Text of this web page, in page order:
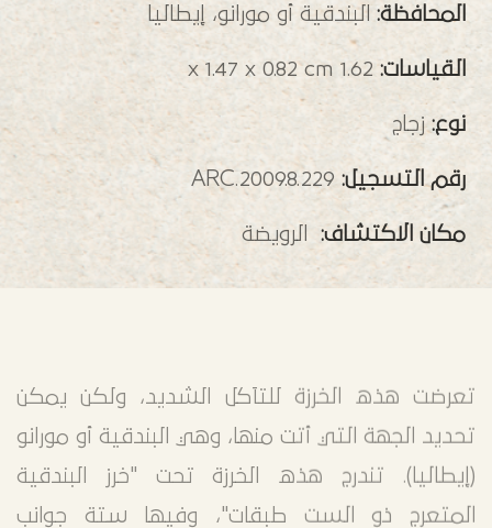
المحافظة: البندقية أو مورانو، إيطاليا
القياسات: 1.62 x 1.47 x 0.82 cm
نوع: زجاج
رقم التسجيل: ARC.2009.8.229
مكان الاكتشاف: الرويضة